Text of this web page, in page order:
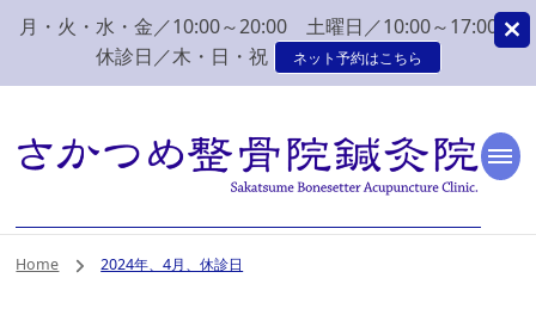
月・火・水・金／10:00～20:00 土曜日／10:00～17:00
休診日／木・日・祝
ネット予約はこちら
新潟市 秋葉区 肩こり
腰痛 整体 鍼灸はさか
鍼灸院へ。みなさまの気持ちに寄り添い、丁寧な問診、治療をさせて
Home 2024年、4月、休診日